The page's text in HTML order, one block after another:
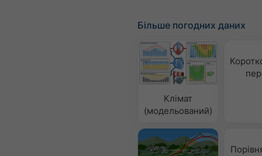
Більше погодних даних
Клімат
(модельований)